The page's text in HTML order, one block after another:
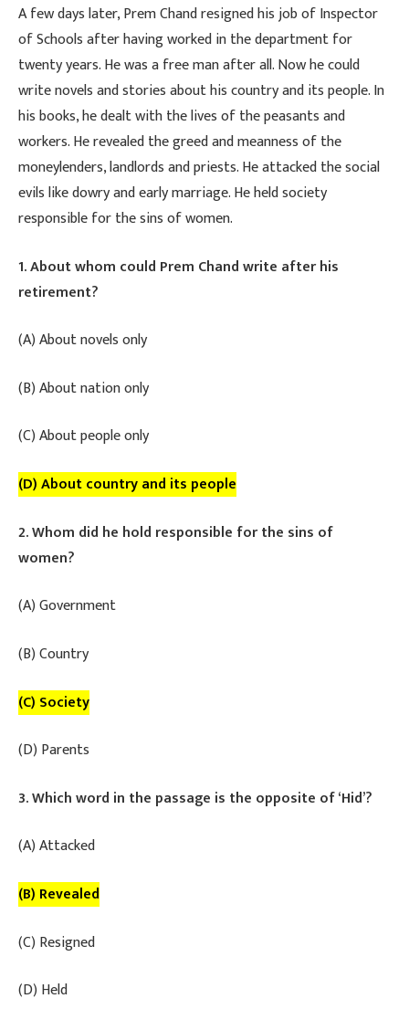
​A few days later, Prem Chand resigned his job of Inspector
of Schools after having worked in the department for
twenty years. He was a free man after all. Now he could
write novels and stories about his country and its people. In
his books, he dealt with the lives of the peasants and
workers. He revealed the greed and meanness of the
moneylenders, landlords and priests. He attacked the social
evils like dowry and early marriage. He held society
responsible for the sins of women.
1. About whom could Prem Chand write after his
retirement?
(A) About novels only
(B) About nation only
(C) About people only
(D) About country and its people
2. Whom did he hold responsible for the sins of
women?
(A) Government
(B) Country
(C) Society
(D) Parents
3. Which word in the passage is the opposite of ‘Hid’?
(A) Attacked
(B) Revealed
(C) Resigned
(D) Held